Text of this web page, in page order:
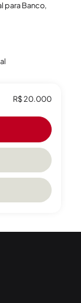
para Banco,
R$ 20.000